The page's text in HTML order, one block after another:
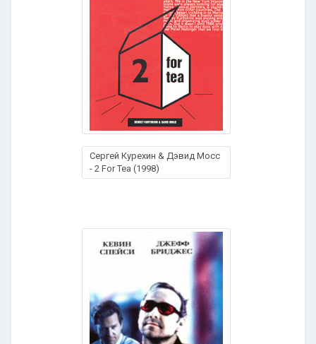
Сергей Курехин & Дэвид Мосс
- 2 For Tea (1998)